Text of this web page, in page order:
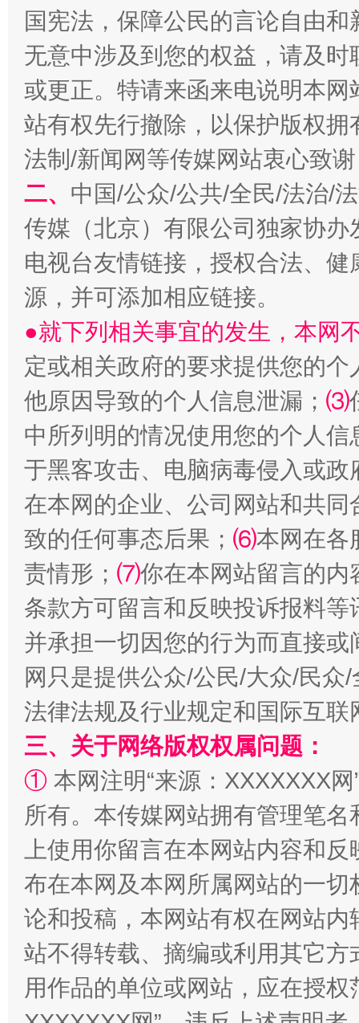
揭开“小金库”的免责幌子
受贿1.44亿！段成刚被判无期 从幼
全民健身五年计划来了！等你上场
阿坝州三大球赛在茂县开幕 规模
国宪法，保障公民的言论自由
无意中涉及到您的权益，请及
或更正。特请来函来电说明本
站有权先行撤除，以保护版权
法制/新闻网等传媒网站衷心致
二、 中国/公众/公共/全民/法治/
传媒（北京）有限公司独家协
电视台友情链接，授权合法、
源，并可添加相应链接。
●就下列相关事宜的发生，本网
定或相关政府的要求提供您的个
他原因导致的个人信息泄漏； ⑶
中所列明的情况使用您的个人
于黑客攻击、电脑病毒侵入或
在本网的企业、公司网站和共
致的任何事态后果； ⑹本网在各
责情形； ⑺你在本网站留言的内
条款方可留言和反映投诉报料
并承担一切因您的行为而直接
网只是提供公众/公民/大众/民
法律法规及行业规定和国际互
三、关于网络版权权属问题：
① 本网注明“来源：XXXXXXX
所有。本传媒网站拥有管理笔
上使用你留言在本网站内容和
布在本网及本网所属网站的一
论和投稿，本网站有权在网站
站不得转载、摘编或利用其它
用作品的单位或网站，应在授